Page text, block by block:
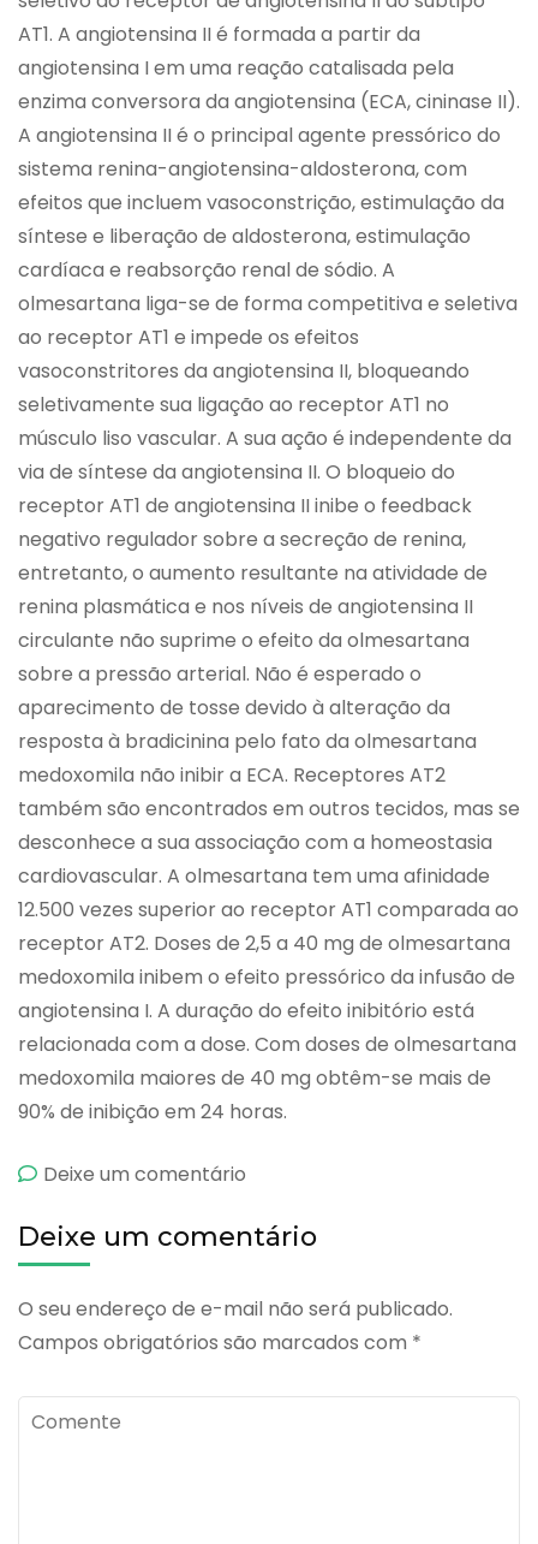
AT1. A angiotensina II é formada a partir da
angiotensina I em uma reação catalisada pela
enzima conversora da angiotensina (ECA, cininase II).
A angiotensina II é o principal agente pressórico do
sistema renina-angiotensina-aldosterona, com
efeitos que incluem vasoconstrição, estimulação da
síntese e liberação de aldosterona, estimulação
cardíaca e reabsorção renal de sódio. A
olmesartana liga-se de forma competitiva e seletiva
ao receptor AT1 e impede os efeitos
vasoconstritores da angiotensina II, bloqueando
seletivamente sua ligação ao receptor AT1 no
músculo liso vascular. A sua ação é independente da
via de síntese da angiotensina II. O bloqueio do
receptor AT1 de angiotensina II inibe o feedback
negativo regulador sobre a secreção de renina,
entretanto, o aumento resultante na atividade de
renina plasmática e nos níveis de angiotensina II
circulante não suprime o efeito da olmesartana
sobre a pressão arterial. Não é esperado o
aparecimento de tosse devido à alteração da
resposta à bradicinina pelo fato da olmesartana
medoxomila não inibir a ECA. Receptores AT2
também são encontrados em outros tecidos, mas se
desconhece a sua associação com a homeostasia
cardiovascular. A olmesartana tem uma afinidade
12.500 vezes superior ao receptor AT1 comparada ao
receptor AT2. Doses de 2,5 a 40 mg de olmesartana
medoxomila inibem o efeito pressórico da infusão de
angiotensina I. A duração do efeito inibitório está
relacionada com a dose. Com doses de olmesartana
medoxomila maiores de 40 mg obtêm-se mais de
90% de inibição em 24 horas.
Deixe um comentário
Deixe um comentário
O seu endereço de e-mail não será publicado.
Campos obrigatórios são marcados com *
Comente